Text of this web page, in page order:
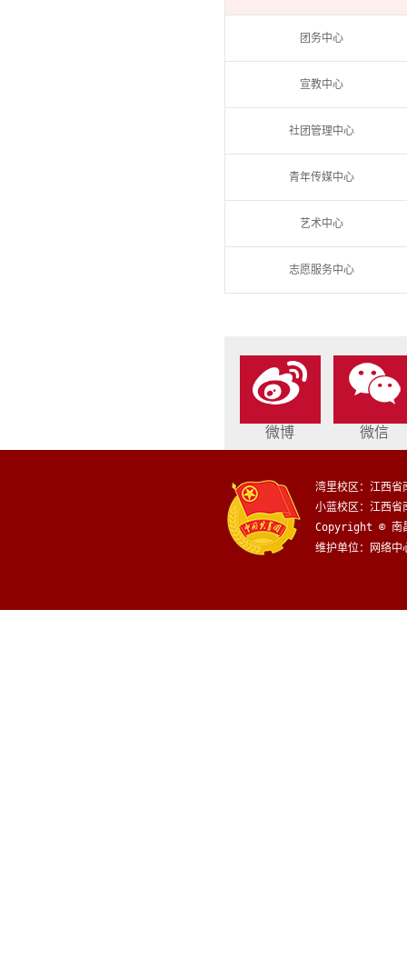
团务中心
宣教中心
社团管理中心
青年传媒中心
艺术中心
志愿服务中心
微博 微信
湾里校区：江西
小蓝校区：江西
Copyright ©
维护单位：网络